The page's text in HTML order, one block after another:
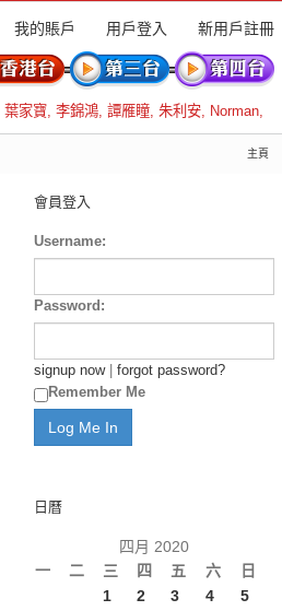
我的賬戶 用戶登入 新用戶註冊
葉家寶, 李錦鴻, 譚雁瞳, 朱利安, Norman,
主頁
會員登入
Username:
Password:
signup now| forgot password?
Remember Me
日曆
四月 2020
一
二 三 四 五 六 日
1 2 3 4
5